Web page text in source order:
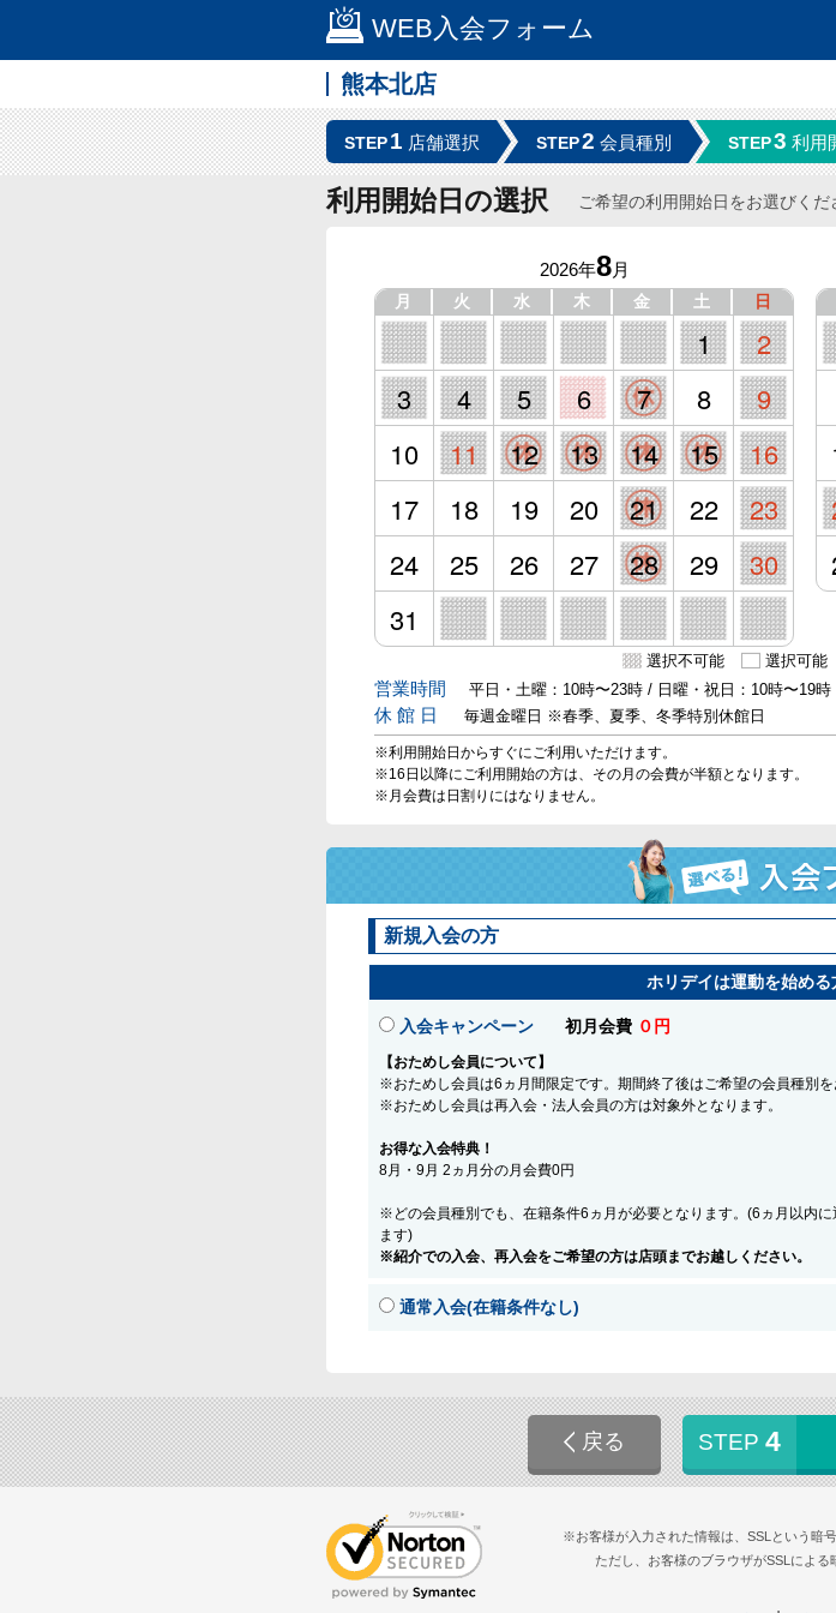
WEB入会フォーム
熊本北店
STEP1 店舗選択 STEP2 会員種別 STEP3 利用
利用開始日の選択 ご希望の利用開始日をお選びくだ
2026年8月
月 火 水 木 金 土 日
1
2
3
4 5 6 7 8
9
10
11 12 13 14 15
16
17
18 19 20 21 22
23
24
25 26 27 28 29
30
31
選択不可能 選択可能
営業時間 平日・土曜：10時〜23時 / 日曜・祝日：10時〜19時
休 館 日 毎週金曜日 ※春季、夏季、冬季特別休館日
※利用開始日からすぐにご利用いただけます。
※16日以降にご利用開始の方は、その月の会費が半額となります。
※月会費は日割りにはなりません。
新規入会の方
ホリデイは運動を始める
入会キャンペーン 初月会費 ０円
【おためし会員について】
※おためし会員は6ヵ月間限定です。期間終了後はご希望の会員種別を
※おためし会員は再入会・法人会員の方は対象外となります。
お得な入会特典！
8月・9月 2ヵ月分の月会費0円
※どの会員種別でも、在籍条件6ヵ月が必要となります。(6ヵ月以内
ます)
※紹介での入会、再入会をご希望の方は店頭までお越しください。
通常入会(在籍条件なし)
戻る STEP 4
※お客様が入力された情報は、SSLという暗
ただし、お客様のブラウザがSSLによる